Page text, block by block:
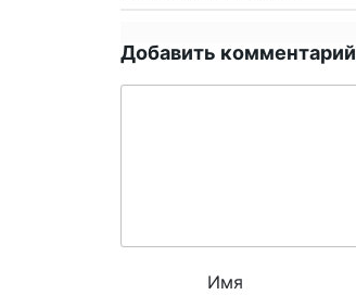
Добавить комментарий
Имя